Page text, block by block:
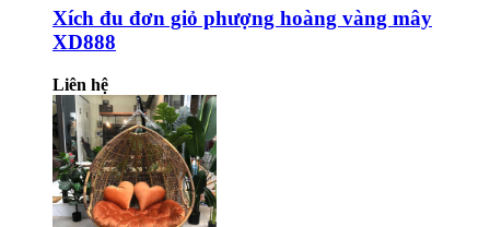
Xích đu đơn giỏ phượng hoàng vàng mây
XD888
Liên hệ